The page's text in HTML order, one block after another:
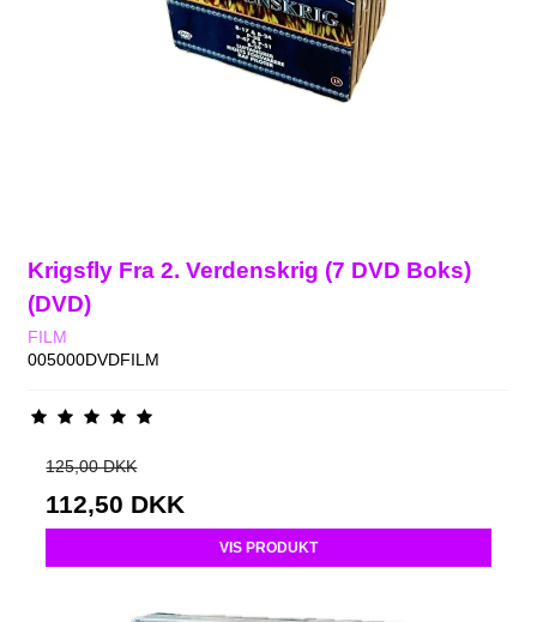
Krigsfly Fra 2. Verdenskrig (7 DVD Boks)
(DVD)
FILM
005000DVDFILM
125,00 DKK
112,50 DKK
VIS PRODUKT